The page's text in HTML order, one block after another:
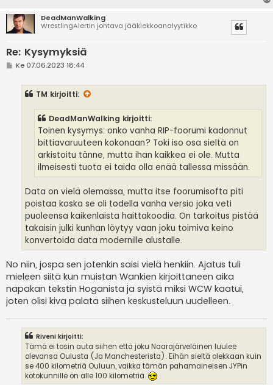
DeadManWalking
WrestlingAlertin johtava jääkiekkoanalyytikko
Re: Kysymyksiä
VKe 07.06.2023 18:44
TM kirjoitti:
DeadManWalking kirjoitti:
Toinen kysymys: onko vanha RIP-foorumi kadonnut
bittiavaruuteen kokonaan? Toki iso osa sieltä on
arkistoitu tänne, mutta ihan kaikkea ei ole. Mutta
ilmeisesti tuota ei taida olla enää tallessa missään.
Data on vielä olemassa, mutta itse foorumisofta piti
poistaa koska se oli todella vanha versio joka veti
puoleensa kaikenlaista haittakoodia. On tarkoitus pistää
takaisin julki kunhan löytyy vaan joku toimiva keino
konvertoida data modernille alustalle.
No niin, jospa sen jotenkin saisi vielä henkiin. Ajatus tuli
mieleen siitä kun muistan Wankien kirjoittaneen aika
napakan tekstin Hoganista ja syistä miksi WCW kaatui,
joten olisi kiva palata siihen keskusteluun uudelleen.
Riveni kirjoitti:
Tämä ei tosin auta siihen että joku Naarajärveläinen luulee
olevansa Oulusta (Ja Manchesterista). Eihän sieltä olekkaan kuin
se 400 kilometriä Ouluun, vaikka tämän pahamaineisen JYPin
kotokunnille on alle 100 kilometriä.